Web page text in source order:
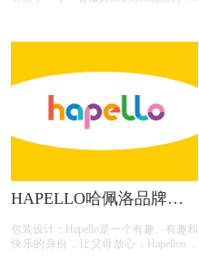
不听将目标人群锁定在「不爱喝纯茶、
HAPELLO哈佩洛品牌包
包装设计：Hapello是一个有趣、有趣和
快乐的身份，让父母放心，Hapelloo将